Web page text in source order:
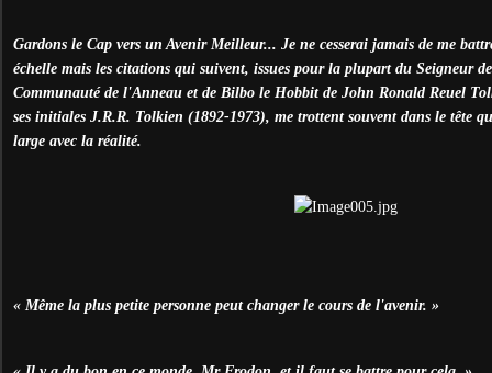
Gardons le Cap vers un Avenir Meilleur... Je ne cesserai jamais de me
échelle mais les citations qui suivent, issues pour la plupart du Seigneur
Communauté de l'Anneau et de Bilbo le Hobbit de John Ronald Reuel
ses initiales J.R.R. Tolkien (1892-1973), me trottent souvent dans le tête
large avec la réalité.
« Même la plus petite personne peut changer le cours de l'avenir. »